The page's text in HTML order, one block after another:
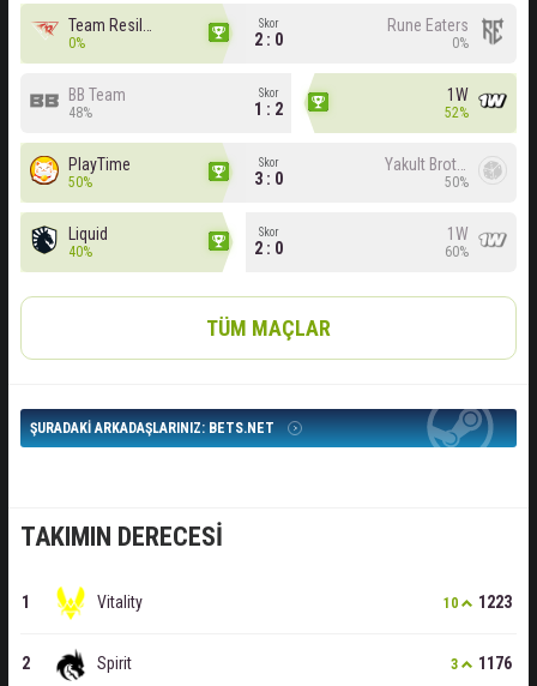
0%
Skor
2 : 0
Rune Eaters
0%
BB Team
48%
Skor
1 : 2
1W
52%
PlayTime
50%
Skor
3 : 0 50%
Liquid
40%
Skor
2 : 0
1W
60%
TÜM MAÇLAR
ŞURADAKI ARKADAŞLARINIZ: BETS.NET
TAKIMIN DERECESI
Vitality 10 1223
Spirit 3 1176